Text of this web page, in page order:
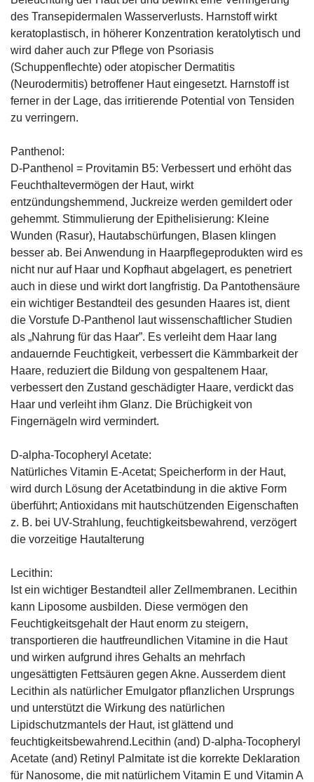
des Transepidermalen Wasserverlusts. Harnstoff wirkt
keratoplastisch, in höherer Konzentration keratolytisch und
wird daher auch zur Pflege von Psoriasis
(Schuppenflechte) oder atopischer Dermatitis
(Neurodermitis) betroffener Haut eingesetzt. Harnstoff ist
ferner in der Lage, das irritierende Potential von Tensiden
zu verringern.
Panthenol:
D-Panthenol = Provitamin B5: Verbessert und erhöht das
Feuchthaltevermögen der Haut, wirkt
entzündungshemmend, Juckreize werden gemildert oder
gehemmt. Stimmulierung der Epithelisierung: Kleine
Wunden (Rasur), Hautabschürfungen, Blasen klingen
besser ab. Bei Anwendung in Haarpflegeprodukten wird es
nicht nur auf Haar und Kopfhaut abgelagert, es penetriert
auch in diese und wirkt dort langfristig. Da Pantothensäure
ein wichtiger Bestandteil des gesunden Haares ist, dient
die Vorstufe D-Panthenol laut wissenschaftlicher Studien
als „Nahrung für das Haar”. Es verleiht dem Haar lang
andauernde Feuchtigkeit, verbessert die Kämmbarkeit der
Haare, reduziert die Bildung von gespaltenem Haar,
verbessert den Zustand geschädigter Haare, verdickt das
Haar und verleiht ihm Glanz. Die Brüchigkeit von
Fingernägeln wird vermindert.
D-alpha-Tocopheryl Acetate:
Natürliches Vitamin E-Acetat; Speicherform in der Haut,
wird durch Lösung der Acetatbindung in die aktive Form
überführt; Antioxidans mit hautschützenden Eigenschaften
z. B. bei UV-Strahlung, feuchtigkeitsbewahrend, verzögert
die vorzeitige Hautalterung
Lecithin:
Ist ein wichtiger Bestandteil aller Zellmembranen. Lecithin
kann Liposome ausbilden. Diese vermögen den
Feuchtigkeitsgehalt der Haut enorm zu steigern,
transportieren die hautfreundlichen Vitamine in die Haut
und wirken aufgrund ihres Gehalts an mehrfach
ungesättigten Fettsäuren gegen Akne. Ausserdem dient
Lecithin als natürlicher Emulgator pflanzlichen Ursprungs
und unterstützt die Wirkung des natürlichen
Lipidschutzmantels der Haut, ist glättend und
feuchtigkeitsbewahrend.Lecithin (and) D-alpha-Tocopheryl
Acetate (and) Retinyl Palmitate ist die korrekte Deklaration
für Nanosome, die mit natürlichem Vitamin E und Vitamin A